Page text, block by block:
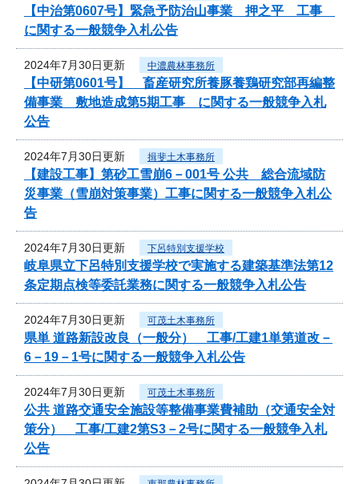
【中治第0607号】緊急予防治山事業 押之平 工事
に関する一般競争入札公告
2024年7月30日更新 中濃農林事務所
【中研第0601号】 畜産研究所養豚養鶏研究部再編整
備事業 敷地造成第5期工事 に関する一般競争入札
公告
2024年7月30日更新 揖斐土木事務所
【建設工事】第砂工雪崩6－001号 公共 総合流域防
災事業（雪崩対策事業）工事に関する一般競争入札公
告
2024年7月30日更新 下呂特別支援学校
岐阜県立下呂特別支援学校で実施する建築基準法第12
条定期点検等委託業務に関する一般競争入札公告
2024年7月30日更新 可茂土木事務所
県単 道路新設改良（一般分） 工事/工建1単第道改－
6－19－1号に関する一般競争入札公告
2024年7月30日更新 可茂土木事務所
公共 道路交通安全施設等整備事業費補助（交通安全対
策分） 工事/工建2第S3－2号に関する一般競争入札
公告